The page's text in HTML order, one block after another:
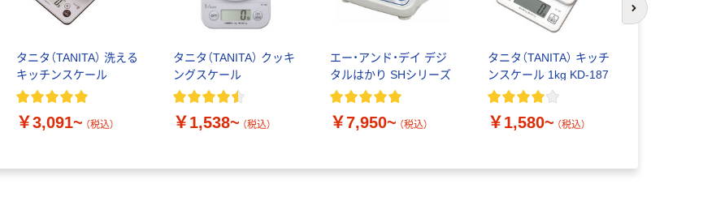
タニタ（TANITA） 洗える
キッチンスケール
￥3,091~ （税込）
タニタ（TANITA） クッキ
ングスケール
￥1,538~ （税込）
エー・アンド・デイ デジ
タルはかり SHシリーズ
￥7,950~ （税込）
タニタ（TANITA） キッチ
ンスケール 1kg KD-187
￥1,580~ （税込）
次のスライド